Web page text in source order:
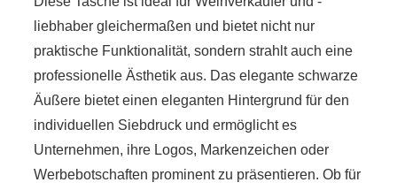
liebhaber gleichermaßen und bietet nicht nur
praktische Funktionalität, sondern strahlt auch eine
professionelle Ästhetik aus. Das elegante schwarze
Äußere bietet einen eleganten Hintergrund für den
individuellen Siebdruck und ermöglicht es
Unternehmen, ihre Logos, Markenzeichen oder
Werbebotschaften prominent zu präsentieren. Ob für